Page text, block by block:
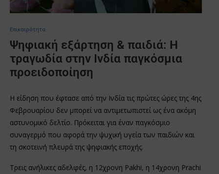
Επικαιρότητα
Ψηφιακή εξάρτηση & παιδιά: Η
τραγωδία στην Ινδία παγκόσμια
προειδοποίηση
Η είδηση που έφτασε από την Ινδία τις πρώτες ώρες της 4ης
Φεβρουαρίου δεν μπορεί να αντιμετωπιστεί ως ένα ακόμη
αστυνομικό δελτίο. Πρόκειται για έναν παγκόσμιο
συναγερμό που αφορά την ψυχική υγεία των παιδιών και
τη σκοτεινή πλευρά της ψηφιακής εποχής.
Τρεις ανήλικες αδελφές, η 12χρονη Pakhi, η 14χρονη Prachi